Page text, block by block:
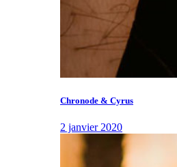
Chronode & Cyrus
2 janvier 2020